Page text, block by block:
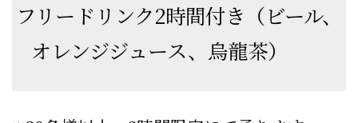
フリードリンク2時間付き（ビール、
オレンジジュース、烏龍茶）